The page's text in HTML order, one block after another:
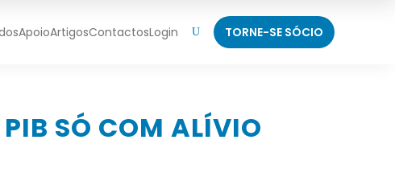
ApoioArtigosContactosLogin U TORNE-SE SÓCIO
SÓ COM ALÍVIO